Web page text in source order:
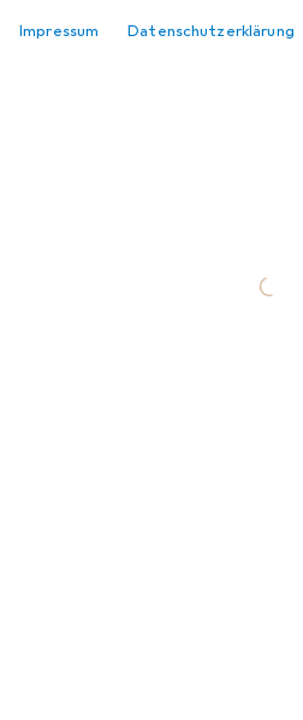
Impressum Datenschutzerklärung